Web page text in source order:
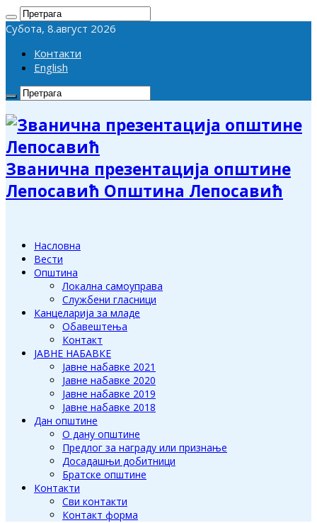
Субота, 8.август 2026
Контакти
English
Званична презентација општине
Лепосавић Општина Лепосавић
Насловна
Вести
Општина
Локална самоуправа
Службени гласници
Канцеларија за младе
Обавештења
Контакт
ЈАВНЕ НАБАВКЕ
Јавне набавке 2021
Јавне набавке 2020
Јавне набавке 2019
Јавне набавке 2018
Дан општине
О дану општине
Предлог за награду или признање
Досадашњи добитници
Братске општине
Контакти
Сви контакти
Контакт форма